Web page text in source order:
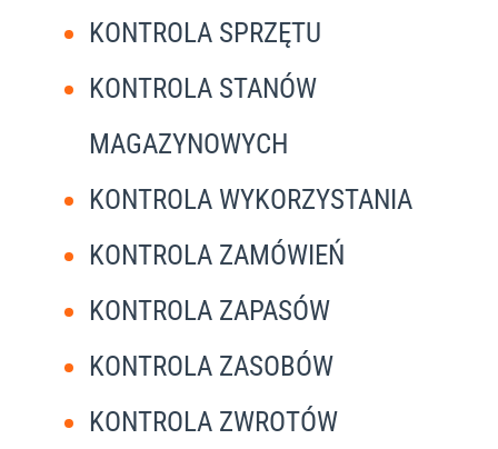
KONTROLA SPRZĘTU
KONTROLA STANÓW
MAGAZYNOWYCH
KONTROLA WYKORZYSTANIA
KONTROLA ZAMÓWIEŃ
KONTROLA ZAPASÓW
KONTROLA ZASOBÓW
KONTROLA ZWROTÓW